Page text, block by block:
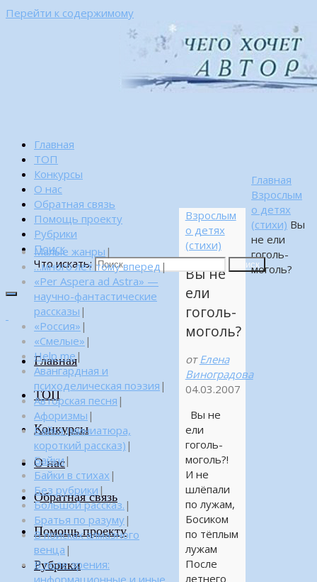
Перейти к содержимому
Главная
ТОП
Конкурсы
О нас
Обратная связь
Помощь проекту
Рубрики
Поиск
Что искать:
Поиск
Главная
ТОП
Конкурсы
О нас
Обратная связь
Помощь проекту
Рубрики
Главная
Взрослым
о детях
(стихи) Вы
не ели
гоголь-
моголь?
Взрослым
о детях
(стихи)
Вы не
ели
гоголь-
моголь?
от Елена
Виноградова
04.03.2007
Вы не
ели
гоголь-
моголь?!
И не
шлёпали
по лужам,
Босиком
по тёплым
лужам
После
летнего
Малые жанры |
…много лет тому вперед |
«Per Aspera ad Astra» —
научно-фантастические
рассказы |
«Россия» |
«Смелые» |
Help me|
Авангардная и
психоделическая поэзия |
Авторская песня |
Афоризмы |
Байка (миниатюра,
короткий рассказ) |
Байки|
Байки в стихах |
Без рубрики |
Большой рассказ. |
Братья по разуму|
В поисках алмазного
венца |
В поле зрения:
информационные и иные